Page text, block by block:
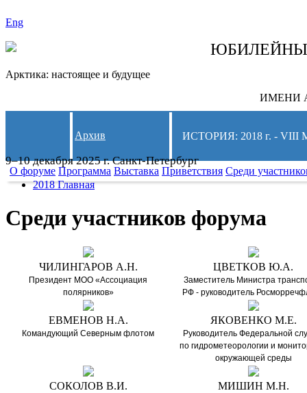
Eng
Арктика: настоящее и будущее
ИМЕНИ
9–10 декабря 2025 г. Санкт-Петербург
Архив ИСТОРИЯ: 2018 г. -
О форуме Программа Выставка Приветствия Среди
2018 Главная
Среди участников форума
ЧИЛИНГАРОВ А.Н.
Президент МОО «Ассоциация
полярников»
ЦВЕТКОВ Ю.А.
Заместитель Министра
РФ - руководитель
ЕВМЕНОВ Н.А.
Командующий Северным флотом
ЯКОВЕНКО М.Е.
Руководитель Федеральной
по гидрометеорологии и
окружающей среды
СОКОЛОВ В.И. МИШИН М.Н.